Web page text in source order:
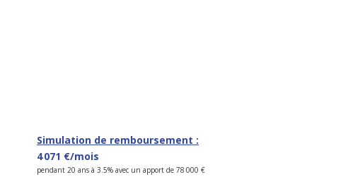
Simulation de remboursement :
4 071 €/mois
pendant 20 ans à 3.5% avec un apport de 78 000 €